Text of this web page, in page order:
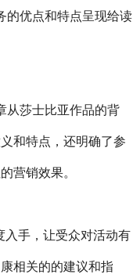
的优点和特点呈现给读
从莎士比亚作品的背
和特点，还明确了参
营销效果。
入手，让受众对活动有
相关的的建议和指